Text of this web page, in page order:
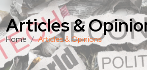
Articles &
Home Articles & Opinions